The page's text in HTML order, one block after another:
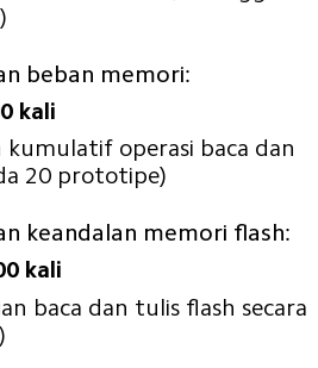
beban memori:
kali
kumulatif operasi baca dan
20 prototipe)
keandalan memori flash:
kali
baca dan tulis flash secara